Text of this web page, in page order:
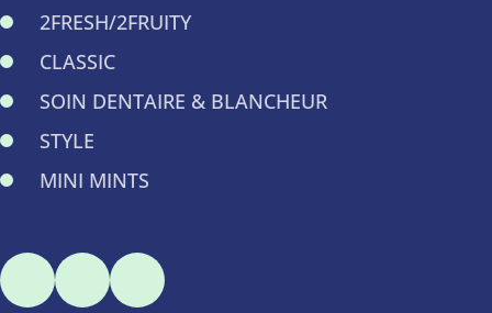
2FRESH/2FRUITY
CLASSIC
SOIN DENTAIRE & BLANCHEUR
STYLE
MINI MINTS